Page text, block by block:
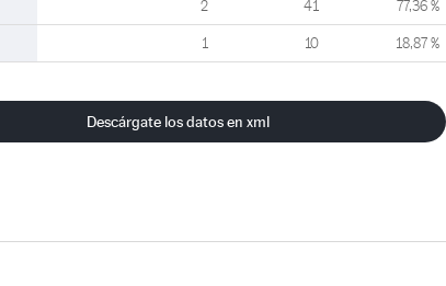
2 41 77,36 %
1 10 18,87 %
Descárgate los datos en xml